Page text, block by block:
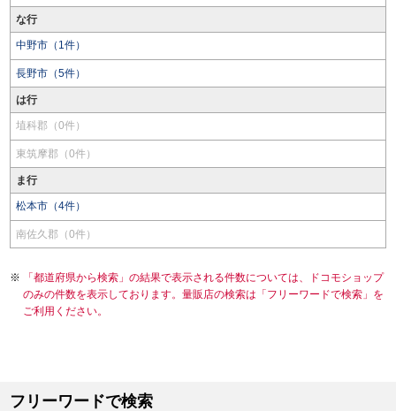
な行
中野市（1件）
長野市（5件）
は行
埴科郡（0件）
東筑摩郡（0件）
ま行
松本市（4件）
南佐久郡（0件）
「都道府県から検索」の結果で表示される件数については、ドコモショップ
のみの件数を表示しております。量販店の検索は「フリーワードで検索」を
ご利用ください。
フリーワードで検索